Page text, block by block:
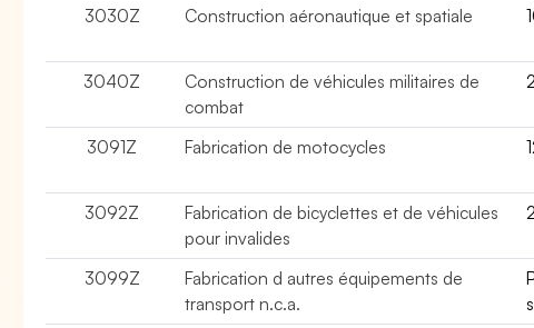
3030Z
Construction aéronautique et spatiale
3040Z
Construction de véhicules militaires de
combat
3091Z
Fabrication de motocycles
3092Z
Fabrication de bicyclettes et de véhicules
pour invalides
3099Z
Fabrication d autres équipements de
transport n.c.a.